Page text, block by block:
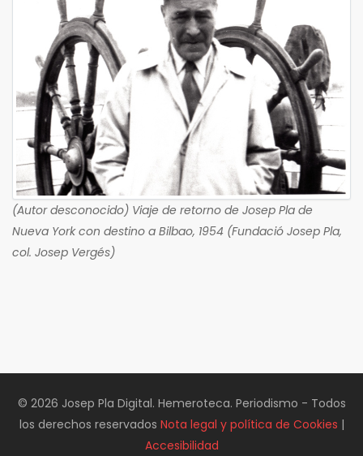
(Autor desconocido) Viaje de retorno de Josep Pla de
Nueva York con destino a Bilbao, 1954 (Fundació Josep Pla,
col. Josep Vergés)
© 2026 Josep Pla Digital. Hemeroteca. Periodismo - Todos
los derechos reservados Nota legal y política de Cookies |
Accesibilidad